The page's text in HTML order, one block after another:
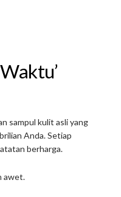
sampul kulit asli yang
Anda. Setiap
berharga.
awet.